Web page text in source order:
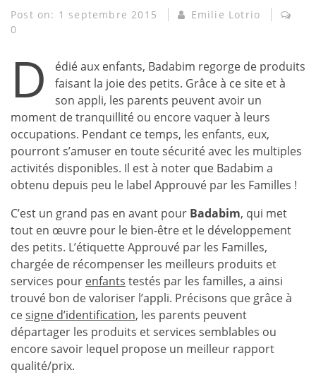
Post on: 1 septembre 2015
Emilie Lotrio
0
D
édié aux enfants, Badabim regorge de produits
faisant la joie des petits. Grâce à ce site et à
son appli, les parents peuvent avoir un
moment de tranquillité ou encore vaquer à leurs
occupations. Pendant ce temps, les enfants, eux,
pourront s’amuser en toute sécurité avec les multiples
activités disponibles. Il est à noter que Badabim a
obtenu depuis peu le label Approuvé par les Familles !
C’est un grand pas en avant pour Badabim, qui met
tout en œuvre pour le bien-être et le développement
des petits. L’étiquette Approuvé par les Familles,
chargée de récompenser les meilleurs produits et
services pour enfants testés par les familles, a ainsi
trouvé bon de valoriser l’appli. Précisons que grâce à
cesigne d’identification, les parents peuvent
départager les produits et services semblables ou
encore savoir lequel propose un meilleur rapport
qualité/prix.